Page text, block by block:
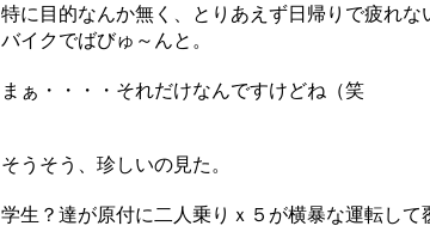
特に目的なんか無く、とりあえず日帰りで疲れ
バイクでばびゅ～んと。
まぁ・・・・それだけなんですけどね（笑
そうそう、珍しいの見た。
学生？達が原付に二人乗りｘ５が横暴な運転して